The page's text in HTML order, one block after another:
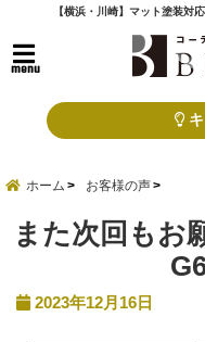
【横浜・川崎】マット塗装対
menu
キ
ホーム お客様の声
また次回もお
2023年12月16日